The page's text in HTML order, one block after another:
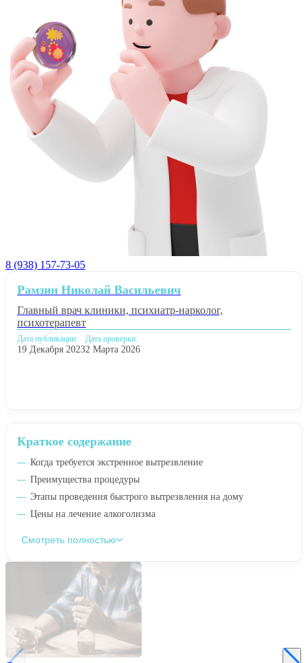
8 (938) 157-73-05
Краткое содержание
Когда требуется экстренное вытрезвление
Преимущества процедуры
Этапы проведения быстрого вытрезвления на дому
Цены на лечение алкоголизма
Смотреть полностью
Рамзин Николай Васильевич
Главный врач клиники, психиатр-нарколог,
психотерапевт
Дата публикации:
19 Декабря 2023
Дата проверки:
2 Марта 2026